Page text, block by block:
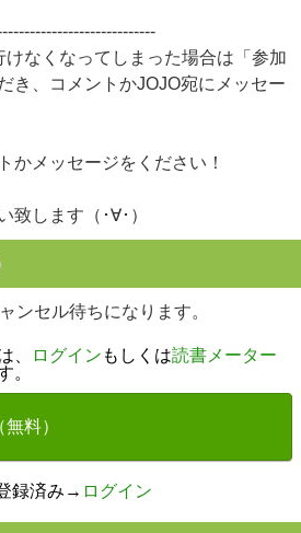
なくなってしまった場合は「参加
き、コメントかJOJO宛にメッセー
かメッセージをください！
致します（･∀･）
ンセル待ちになります。
、 ログイン もしくは読書メーター
。
料）
録済み→ ログイン